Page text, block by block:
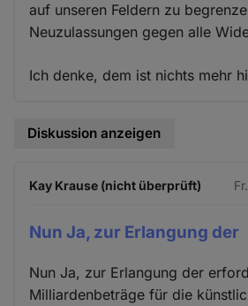
auf unseren Feldern zu
Neuzulassungen gegen alle
Ich denke, dem ist nichts mehr
Diskussion anzeigen
Kay Krause (nicht überprüft)
Nun Ja, zur Erlangung der
Nun Ja, zur Erlangung der
Milliardenbeträge für die